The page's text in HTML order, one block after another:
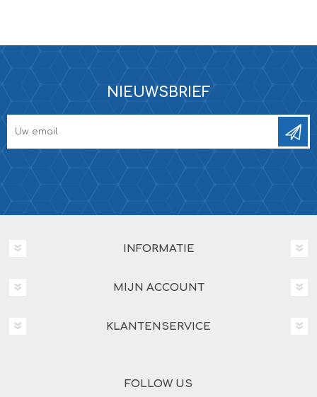
NIEUWSBRIEF
INFORMATIE
MIJN ACCOUNT
KLANTENSERVICE
FOLLOW US